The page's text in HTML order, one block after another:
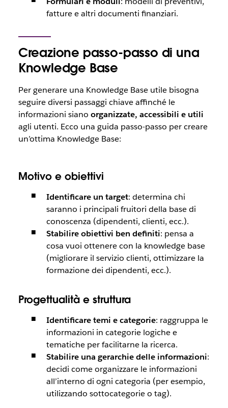
fatture e altri documenti finanziari.
Creazione passo-passo di una
Knowledge Base
Per generare una Knowledge Base utile bisogna
seguire diversi passaggi chiave affinché le
informazioni siano organizzate, accessibili e utili
agli utenti. Ecco una guida passo-passo per creare
un’ottima Knowledge Base:
Motivo e obiettivi
Identificare un target: determina chi
saranno i principali fruitori della base di
conoscenza (dipendenti, clienti, ecc.).
Stabilire obiettivi ben definiti: pensa a
cosa vuoi ottenere con la knowledge base
(migliorare il servizio clienti, ottimizzare la
formazione dei dipendenti, ecc.).
Progettualità e struttura
Identificare temi e categorie: raggruppa le
informazioni in categorie logiche e
tematiche per facilitarne la ricerca.
Stabilire una gerarchie delle informazioni:
decidi come organizzare le informazioni
all’interno di ogni categoria (per esempio,
utilizzando sottocategorie o tag).